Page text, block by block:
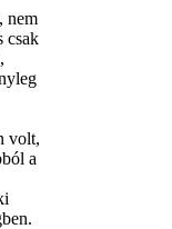
nem
csak
volt,
a